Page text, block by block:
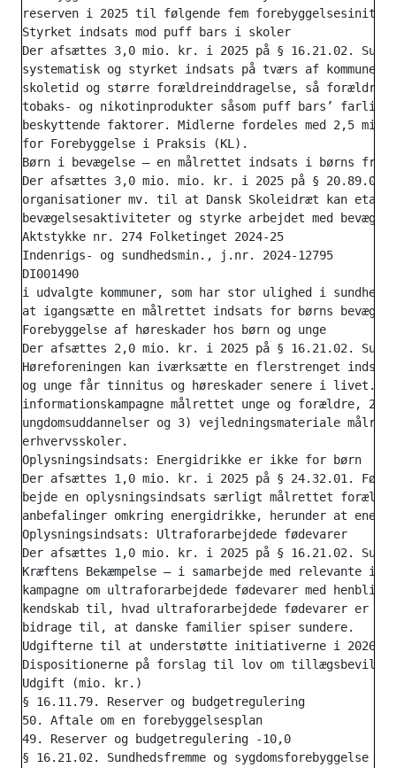
reserven i 2025 til følgende fem
Styrket indsats mod puff bars i skoler
Der afsættes 3,0 mio. kr. i 2025 på § 16.21.02.
systematisk og styrket indsats på tværs af
skoletid og større forældreinddragelse, så forældre i
tobaks- og nikotinprodukter såsom puff bars’
beskyttende faktorer. Midlerne fordeles med 2,5
for Forebyggelse i Praksis (KL).
Børn i bevægelse – en målrettet indsats i børns
Der afsættes 3,0 mio. mio. kr. i 2025 på §
organisationer mv. til at Dansk Skoleidræt kan
bevægelsesaktiviteter og styrke arbejdet med
Aktstykke nr. 274 Folketinget 2024-25
Indenrigs- og sundhedsmin., j.nr. 2024-12795
DI001490
i udvalgte kommuner, som har stor ulighed i
at igangsætte en målrettet indsats for børns
Forebyggelse af høreskader hos børn og unge
Der afsættes 2,0 mio. kr. i 2025 på § 16.21.02.
Høreforeningen kan iværksætte en flerstrenget
og unge får tinnitus og høreskader senere i livet.
informationskampagne målrettet unge og forældre,
ungdomsuddannelser og 3) vejledningsmateriale
erhvervsskoler.
Oplysningsindsats: Energidrikke er ikke for børn
Der afsættes 1,0 mio. kr. i 2025 på § 24.32.01.
bejde en oplysningsindsats særligt målrettet
anbefalinger omkring energidrikke, herunder at
Oplysningsindsats: Ultraforarbejdede fødevarer
Der afsættes 1,0 mio. kr. i 2025 på § 16.21.02.
Kræftens Bekæmpelse – i samarbejde med relevante
kampagne om ultraforarbejdede fødevarer med
kendskab til, hvad ultraforarbejdede fødevarer er
bidrage til, at danske familier spiser sundere.
Udgifterne til at understøtte initiativerne i 2026-
Dispositionerne på forslag til lov om
Udgift (mio. kr.)
§ 16.11.79. Reserver og budgetregulering
50. Aftale om en forebyggelsesplan
49. Reserver og budgetregulering -10,0
§ 16.21.02. Sundhedsfremme og sygdomsforebyggelse